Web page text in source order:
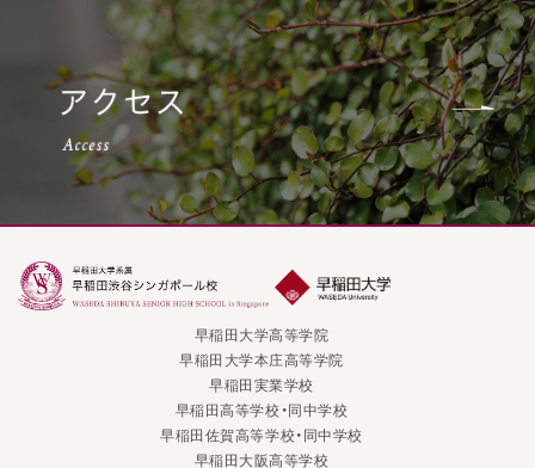
早稲田大学高等学院
早稲田大学本庄高等学院
早稲田実業学校
早稲田高等学校・同中学校
早稲田佐賀高等学校・同中学校
早稲田大阪高等学校